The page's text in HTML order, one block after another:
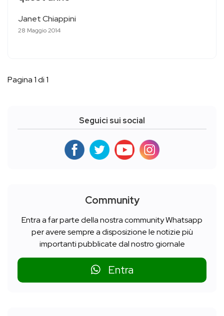
Janet Chiappini
28 Maggio 2014
Pagina 1 di 1
Seguici sui social
Community
Entra a far parte della nostra community Whatsapp
per avere sempre a disposizione le notizie più
importanti pubblicate dal nostro giornale
Entra